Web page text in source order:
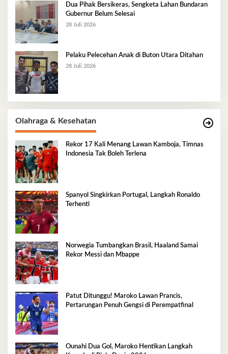
Dua Pihak Bersikeras, Sengketa Lahan Bundaran
Gubernur Belum Selesai
28 Juli 2026
Pelaku Pelecehan Anak di Buton Utara Ditahan
28 Juli 2026
Olahraga & Kesehatan
Rekor 17 Kali Menang Lawan Kamboja, Timnas
Indonesia Tak Boleh Terlena
Spanyol Singkirkan Portugal, Langkah Ronaldo
Terhenti
Norwegia Tumbangkan Brasil, Haaland Samai
Rekor Messi dan Mbappe
Patut Ditunggu! Maroko Lawan Prancis,
Pertarungan Penuh Gengsi di Perempatfinal
Ounahi Dua Gol, Maroko Hentikan Langkah